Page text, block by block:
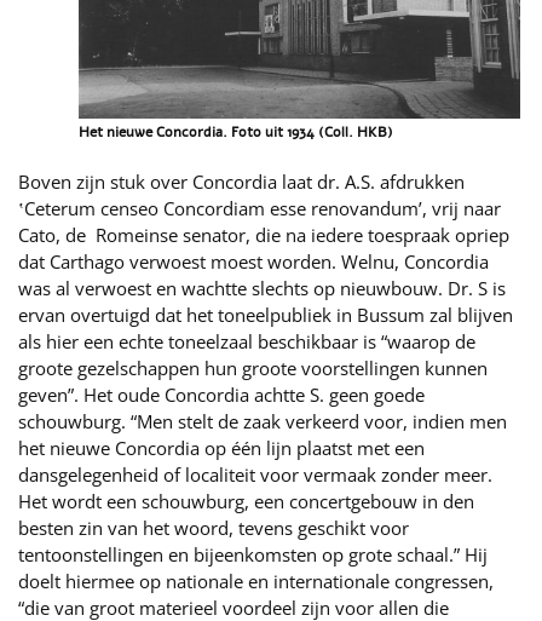
Het nieuwe Concordia. Foto uit 1934 (Coll. HKB)
Boven zijn stuk over Concordia laat dr. A.S. afdrukken
‛Ceterum censeo Concordiam esse renovandum’, vrij naar
Cato, de Romeinse senator, die na iedere toespraak opriep
dat Carthago verwoest moest worden. Welnu, Concordia
was al verwoest en wachtte slechts op nieuwbouw. Dr. S is
ervan overtuigd dat het toneelpubliek in Bussum zal blijven
als hier een echte toneelzaal beschikbaar is “waarop de
groote gezelschappen hun groote voorstellingen kunnen
geven”. Het oude Concordia achtte S. geen goede
schouwburg. “Men stelt de zaak verkeerd voor, indien men
het nieuwe Concordia op één lijn plaatst met een
dansgelegenheid of localiteit voor vermaak zonder meer.
Het wordt een schouwburg, een concertgebouw in den
besten zin van het woord, tevens geschikt voor
tentoonstellingen en bijeenkomsten op grote schaal.” Hij
doelt hiermee op nationale en internationale congressen,
“die van groot materieel voordeel zijn voor allen die